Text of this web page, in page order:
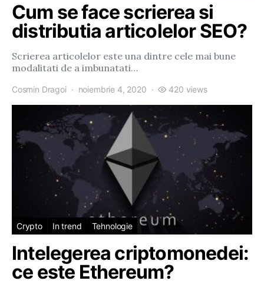
Cum se face scrierea si
distributia articolelor SEO?
Scrierea articolelor este una dintre cele mai bune
modalitati de a imbunatati…
Cosmin Dragoi noiembrie 4, 2020 420 views
Crypto In trend Tehnologie
Intelegerea criptomonedei:
ce este Ethereum?